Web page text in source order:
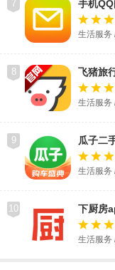
7 手机
生活服务
8 飞猪旅
生活服务
9 瓜子二
生活服务
10 下厨房
生活服务